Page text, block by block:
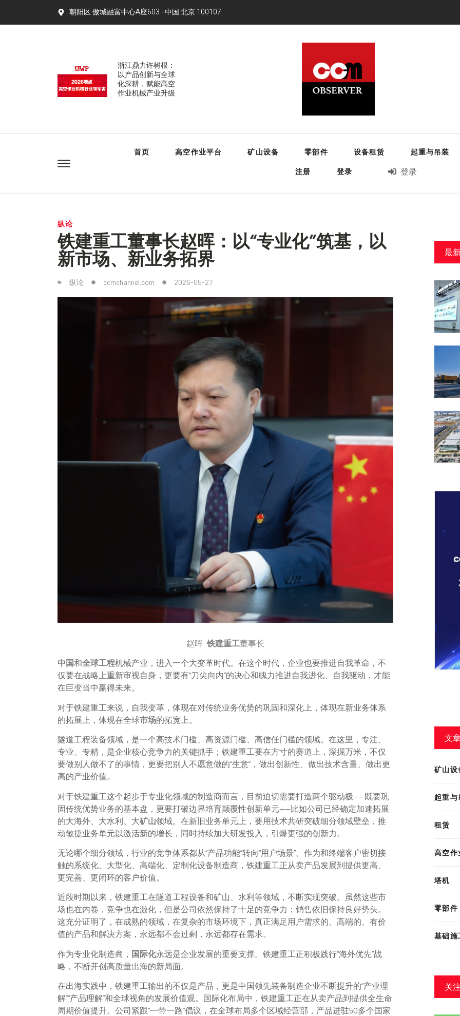
朝阳区 傲城融富中心A座603 - 中国 北京 100107​
浙江鼎力许树根：
以产品创新与全球
化深耕，赋能高空
作业机械产业升级
首页 高空作业平台 矿山设备 零部件 设备租赁 起重与吊装
注册
登录 登录
纵论
铁建重工董事长赵晖：以“专业化”筑基，以
新市场、新业务拓界
纵论 ccmchannel.com 2026-05-27
赵晖 铁建重工董事长
中国和全球工程机械产业，进入一个大变革时代。在这个时代，企业也要推进自我革命，不
仅要在战略上重新审视自身，更要有“刀尖向内”的决心和魄力推进自我进化、自我驱动，才能
在巨变当中赢得未来。
对于铁建重工来说，自我变革，体现在对传统业务优势的巩固和深化上，体现在新业务体系
的拓展上，体现在全球市场的拓宽上。
隧道工程装备领域，是一个高技术门槛、高资源门槛、高信任门槛的领域。在这里，专注、
专业、专精，是企业核心竞争力的关键抓手；铁建重工要在方寸的赛道上，深掘万米，不仅
要做别人做不了的事情，更要把别人不愿意做的“生意”，做出创新性、做出技术含量、做出更
高的产业价值。
对于铁建重工这个起步于专业化领域的制造商而言，目前迫切需要打造两个驱动极——既要巩
固传统优势业务的基本盘，更要打破边界培育颠覆性创新单元——比如公司已经确定加速拓展
的大海外、大水利、大矿山领域。在新旧业务单元上，要用技术共研突破细分领域壁垒，推
动敏捷业务单元以激活新的增长，同时持续加大研发投入，引爆更强的创新力。
无论哪个细分领域，行业的竞争体系都从“产品功能”转向“用户场景”。作为和终端客户密切接
触的系统化、大型化、高端化、定制化设备制造商，铁建重工正从卖产品发展到提供更高、
更完善、更闭环的客户价值。
近段时期以来，铁建重工在隧道工程设备和矿山、水利等领域，不断实现突破。虽然这些市
场也在内卷，竞争也在激化，但是公司依然保持了十足的竞争力；销售依旧保持良好势头。
这充分证明了，在成熟的领域，在复杂的市场环境下，真正满足用户需求的、高端的、有价
值的产品和解决方案，永远都不会过剩，永远都存在需求。
作为专业化制造商， 国际化永远是企业发展的重要支撑。铁建重工正积极践行“海外优先”战
略，不断开创高质量出海的新局面。
在出海实践中，铁建重工输出的不仅是产品，更是中国领先装备制造企业不断提升的“产业理
解”“产品理解”和全球视角的发展价值观。国际化布局中，铁建重工正在从卖产品到提供全生命
周期价值提升。公司紧跟“一带一路”倡议，在全球布局多个区域经营部，产品进驻50多个国家
最
文
矿山设
起重与
租赁
高空作
塔机
零部件
基础施
关